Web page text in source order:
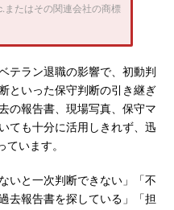
またはその関連会社の商標
テラン退職の影響で、初動判
といった保守判断の引き継ぎ
の報告書、現場写真、保守マ
ても十分に活用しきれず、迅
います。
いと一次判断できない」「不
去報告書を探している」「担